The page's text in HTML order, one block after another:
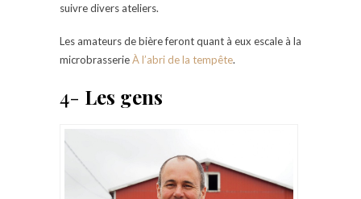
suivre divers ateliers.
Les amateurs de bière feront quant à eux escale à la
microbrasserieÀ l’abri de la tempête.
4- Les gens